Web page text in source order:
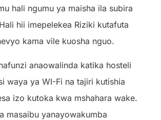
hali ngumu ya maisha ila subira
hii imepelekea Riziki kutafuta
kama vile kuosha nguo.
anaowalinda katika hosteli
waya ya WI-Fi na tajiri kutishia
izo kutoka kwa mshahara wake.
masaibu yanayowakumba